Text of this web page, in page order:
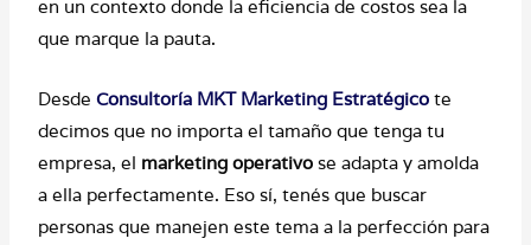
en un contexto donde la eficiencia de costos sea la
que marque la pauta.
DesdeConsultoría MKT Marketing Estratégico te
decimos que no importa el tamaño que tenga tu
empresa, el marketing operativo se adapta y amolda
a ella perfectamente. Eso sí, tenés que buscar
personas que manejen este tema a la perfección para